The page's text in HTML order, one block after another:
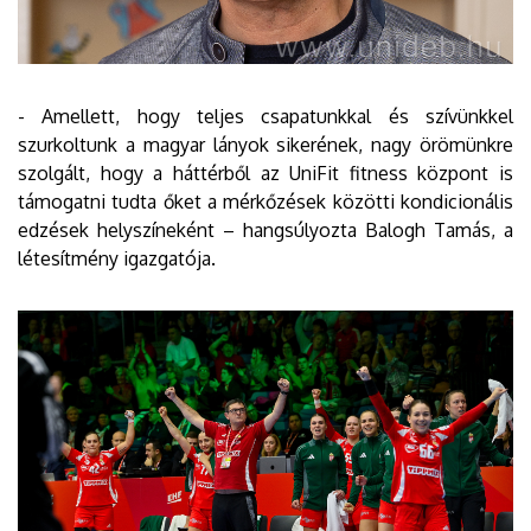
- Amellett, hogy teljes csapatunkkal és szívünkkel
szurkoltunk a magyar lányok sikerének, nagy örömünkre
szolgált, hogy a háttérből az UniFit fitness központ is
támogatni tudta őket a mérkőzések közötti kondicionális
edzések helyszíneként – hangsúlyozta Balogh Tamás, a
létesítmény igazgatója.